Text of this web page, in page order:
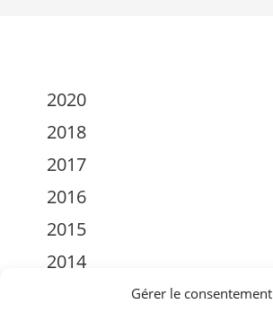
Gérer le consentement
2020
2018
2017
2016
2015
2014